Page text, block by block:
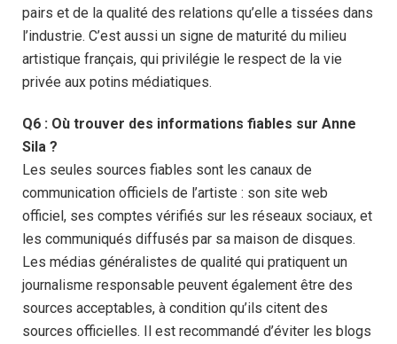
pairs et de la qualité des relations qu’elle a tissées dans
l’industrie. C’est aussi un signe de maturité du milieu
artistique français, qui privilégie le respect de la vie
privée aux potins médiatiques.
Q6 : Où trouver des informations fiables sur Anne
Sila ?
Les seules sources fiables sont les canaux de
communication officiels de l’artiste : son site web
officiel, ses comptes vérifiés sur les réseaux sociaux, et
les communiqués diffusés par sa maison de disques.
Les médias généralistes de qualité qui pratiquent un
journalisme responsable peuvent également être des
sources acceptables, à condition qu’ils citent des
sources officielles. Il est recommandé d’éviter les blogs